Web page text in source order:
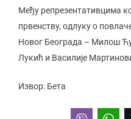
Међу репрезентативцима
првенству, одлуку о
Новог Београда – Милош
Лукић и Василије
Извор: Бета